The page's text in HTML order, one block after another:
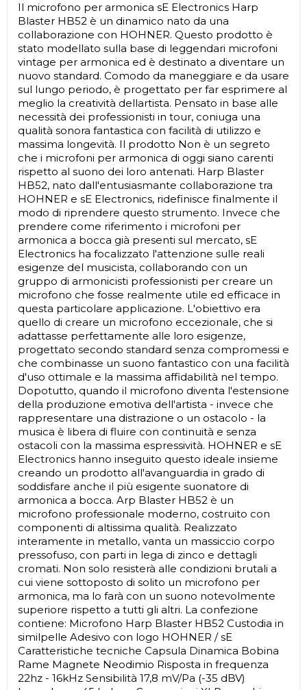
Il microfono per armonica sE Electronics Harp
Blaster HB52 è un dinamico nato da una
collaborazione con HOHNER. Questo prodotto è
stato modellato sulla base di leggendari microfoni
vintage per armonica ed è destinato a diventare un
nuovo standard. Comodo da maneggiare e da usare
sul lungo periodo, è progettato per far esprimere al
meglio la creatività dellartista. Pensato in base alle
necessità dei professionisti in tour, coniuga una
qualità sonora fantastica con facilità di utilizzo e
massima longevità. Il prodotto Non è un segreto
che i microfoni per armonica di oggi siano carenti
rispetto al suono dei loro antenati. Harp Blaster
HB52, nato dall'entusiasmante collaborazione tra
HOHNER e sE Electronics, ridefinisce finalmente il
modo di riprendere questo strumento. Invece che
prendere come riferimento i microfoni per
armonica a bocca già presenti sul mercato, sE
Electronics ha focalizzato l'attenzione sulle reali
esigenze del musicista, collaborando con un
gruppo di armonicisti professionisti per creare un
microfono che fosse realmente utile ed efficace in
questa particolare applicazione. L'obiettivo era
quello di creare un microfono eccezionale, che si
adattasse perfettamente alle loro esigenze,
progettato secondo standard senza compromessi e
che combinasse un suono fantastico con una facilità
d'uso ottimale e la massima affidabilità nel tempo.
Dopotutto, quando il microfono diventa l'estensione
della produzione emotiva dell'artista - invece che
rappresentare una distrazione o un ostacolo - la
musica è libera di fluire con continuità e senza
ostacoli con la massima espressività. HOHNER e sE
Electronics hanno inseguito questo ideale insieme
creando un prodotto all'avanguardia in grado di
soddisfare anche il più esigente suonatore di
armonica a bocca. Arp Blaster HB52 è un
microfono professionale moderno, costruito con
componenti di altissima qualità. Realizzato
interamente in metallo, vanta un massiccio corpo
pressofuso, con parti in lega di zinco e dettagli
cromati. Non solo resisterà alle condizioni brutali a
cui viene sottoposto di solito un microfono per
armonica, ma lo farà con un suono notevolmente
superiore rispetto a tutti gli altri. La confezione
contiene: Microfono Harp Blaster HB52 Custodia in
similpelle Adesivo con logo HOHNER / sE
Caratteristiche tecniche Capsula Dinamica Bobina
Rame Magnete Neodimio Risposta in frequenza
22hz - 16kHz Sensibilità 17,8 mV/Pa (-35 dBV)